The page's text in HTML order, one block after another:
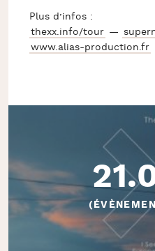
Plus d’infos :
thexx.info/tour —
www.alias-production.fr